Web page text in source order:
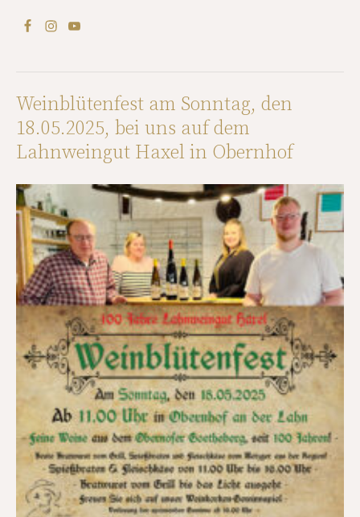
Weinblütenfest am Sonntag, den
18.05.2025, bei uns auf dem
Lahnweingut Haxel in Obernhof